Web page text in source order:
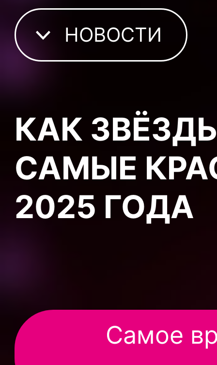
НОВОСТИ
КАК
САМЫЕ
2025 ГОДА
Самое